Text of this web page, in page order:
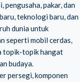
pengusaha, pakar, dan
teknologi baru, dan
dunia untuk
seperti mobil cerdas,
topik-topik hangat
budaya.
persegi, komponen